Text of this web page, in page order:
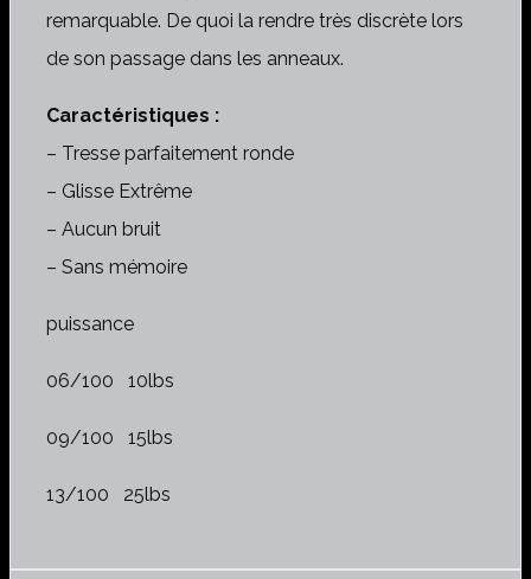
remarquable. De quoi la rendre très discrète lors
de son passage dans les anneaux.
Caractéristiques :
– Tresse parfaitement ronde
– Glisse Extrême
– Aucun bruit
– Sans mémoire
puissance
06/100 10lbs
09/100 15lbs
13/100 25lbs